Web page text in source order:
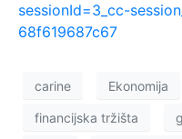
sessionId=3_cc-
68f619687c67
carine Ekonomija
financijska tržišta